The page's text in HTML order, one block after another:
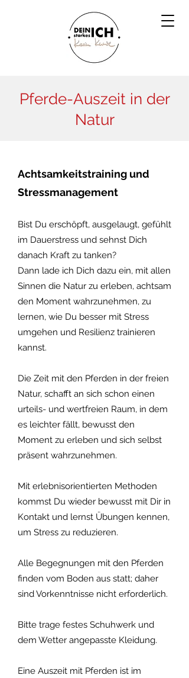
Pferde-Auszeit in der
Natur
Achtsamkeitstraining und
Stressmanagement
Bist Du erschöpft, ausgelaugt, gefühlt
im Dauerstress und sehnst Dich
danach Kraft zu tanken?
Dann lade ich Dich dazu ein, mit allen
Sinnen die Natur zu erleben, achtsam
den Moment wahrzunehmen, zu
lernen, wie Du besser mit Stress
umgehen und Resilienz trainieren
kannst.
Die Zeit mit den Pferden in der freien
Natur, schafft an sich schon einen
urteils- und wertfreien Raum, in dem
es leichter fällt, bewusst den
Moment zu erleben und sich selbst
präsent wahrzunehmen.
Mit erlebnisorientierten Methoden
kommst Du wieder bewusst mit Dir in
Kontakt und lernst Übungen kennen,
um Stress zu reduzieren.
Alle Begegnungen mit den Pferden
finden vom Boden aus statt; daher
sind Vorkenntnisse nicht erforderlich.
Bitte trage festes Schuhwerk und
dem Wetter angepasste Kleidung.
Eine Auszeit mit Pferden ist im